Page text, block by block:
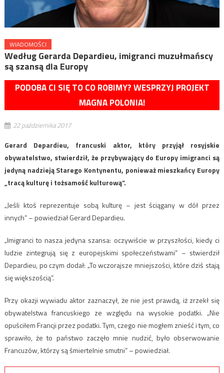
WIADOMOŚCI
Według Gerarda Depardieu, imigranci muzułmańscy
są szansą dla Europy
PODOBA CI SIĘ TO CO ROBIMY? WESPRZYJ PROJEKT
MAGNA POLONIA!
22 października 2017
Gerard Depardieu, francuski aktor, który przyjął rosyjskie
obywatelstwo, stwierdził, że przybywający do Europy imigranci są
jedyną nadzieją Starego Kontynentu, ponieważ mieszkańcy Europy
„tracą kulturę i tożsamość kulturową”.
„Jeśli ktoś reprezentuje sobą kulturę – jest ściągany w dół przez
innych” – powiedział Gerard Depardieu.
„Imigranci to nasza jedyna szansa: oczywiście w przyszłości, kiedy ci
ludzie zintegrują się z europejskimi społeczeństwami” – stwierdził
Depardieu, po czym dodał: „To wczorajsze mniejszości, które dziś stają
się większością”.
Przy okazji wywiadu aktor zaznaczył, że nie jest prawdą, iż zrzekł się
obywatelstwa francuskiego ze względu na wysokie podatki. „Nie
opuściłem Francji przez podatki. Tym, czego nie mogłem znieść i tym, co
sprawiło, że to państwo zaczęło mnie nudzić, było obserwowanie
Francuzów, którzy są śmiertelnie smutni” – powiedział.